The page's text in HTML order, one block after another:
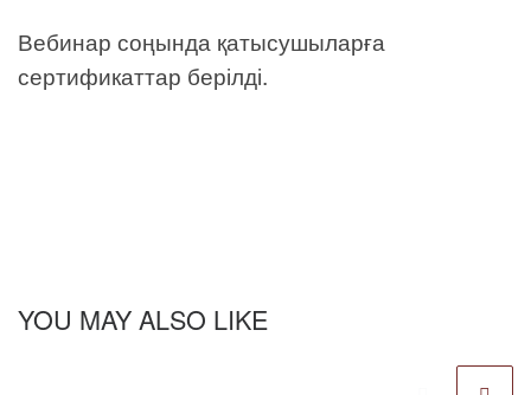
Вебинар соңында қатысушыларға
сертификаттар берілді.
YOU MAY ALSO LIKE